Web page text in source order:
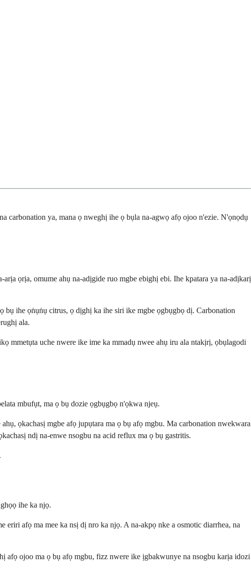
carbonation ya, mana ọ nweghị ihe ọ bụla na-agwọ afọ ojoo n'ezie. N'ọnọdụ
ọrịa, omume ahụ na-adịgide ruo mgbe ebighị ebi. Ihe kpatara ya na-adịkarị
ihe ọṅụṅụ citrus, ọ dịghị ka ihe siri ike mgbe ọgbụgbọ dị. Carbonation
ala.
mmetụta uche nwere ike ime ka mmadụ nwee ahụ iru ala ntakịrị, ọbụlagodi
mbufụt, ma ọ bụ dozie ọgbụgbọ n'ọkwa njeụ.
ọkachasị mgbe afọ jupụtara ma ọ bụ afọ mgbu. Ma carbonation nwekwara
ndị na-enwe nsogbu na acid reflux ma ọ bụ gastritis.
ihe ka njọ.
afọ ma mee ka nsị dị nro ka njọ. A na-akpọ nke a osmotic diarrhea, na
afọ ojoo ma ọ bụ afọ mgbu, fizz nwere ike ịgbakwunye na nsogbu karịa idozi